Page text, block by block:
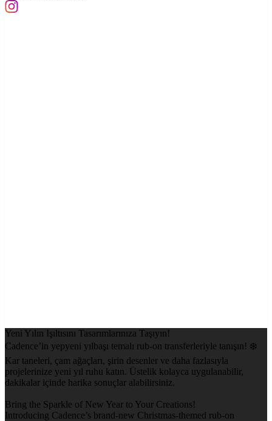
Yeni Yılın Işıltısını Tasarımlarınıza Taşıyın!
Cadence’in yepyeni yılbaşı temalı rub-on transferleriyle tanışın! ❄️
Kar taneleri, çam ağaçları, şirin desenler ve daha fazlasıyla
projelerinize yeni yıl ruhu katın. Üstelik kolayca uygulanabilir,
dakikalar içinde harika sonuçlar alabilirsiniz.
Bring the Sparkle of New Year to Your Creations!
Introducing Cadence’s brand-new Christmas-themed rub-on